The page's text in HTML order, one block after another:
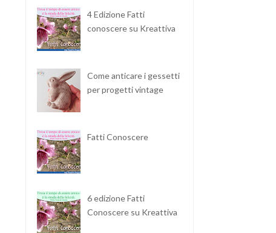
CUCINARE IN MANIERA
4 Edizione Fatti
conoscere su Kreattiva
Come anticare i gessetti
per progetti vintage
Fatti Conoscere
6 edizione Fatti
Conoscere su Kreattiva